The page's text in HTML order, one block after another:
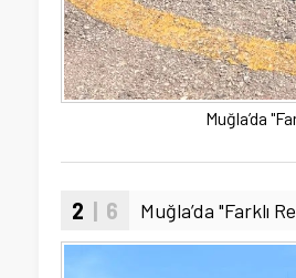
Muğla’da
2 | 6 Muğla’da "Farklı